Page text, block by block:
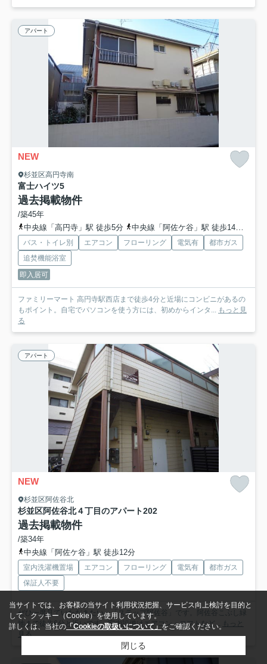
アパート
NEW
杉並区高円寺南
富士ハイツ5
過去掲載物件
/築45年
中央線「高円寺」駅 徒歩5分
中央線「阿佐ケ谷」駅 徒歩14分
バス・トイレ別 エアコン フローリング 電気有
都市ガス
追焚機能浴室
即入居可
ファミリーマート 高円寺駅西店まで徒歩4分と近場にコンビニがあるの
もポイント。自宅でパソコンを使う方には、初めからインタ...
もっと見
る
アパート
NEW
杉並区阿佐谷北
杉並区阿佐谷北４丁目のアパート202
過去掲載物件
/築34年
中央線「阿佐ケ谷」駅 徒歩12分
室内洗濯機置場 エアコン フローリング 電気有
都市ガス
保証人不要
ぜひ一度見ていただきたい、「ステップ阿佐谷」です。阿佐谷こぶし緑
地まで徒歩6分と近いです。室内設備はエアコン・ロフトなど... もっと
見る
当サイトでは、お客様の当サイト利用状況把握、サービス向上検討を目的と
して、クッキー（Cookie）を使用しています。
詳しくは、当社の 「Cookieの取扱いについて」 をご確認ください。
閉じる